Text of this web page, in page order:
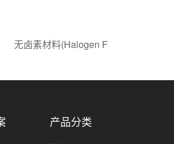
无卤素材料(Halogen F
产品分类